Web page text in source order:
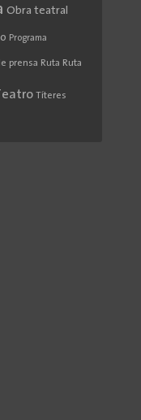
Obra teatral
Programa
prensa Ruta Ruta
Títeres